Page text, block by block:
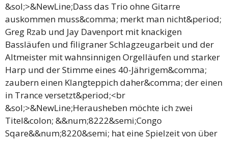
&sol;>&NewLine;Dass das Trio ohne Gitarre
auskommen muss&comma; merkt man nicht&period;
Greg Rzab und Jay Davenport mit knackigen
Bassläufen und filigraner Schlagzeugarbeit und der
Altmeister mit wahnsinnigen Orgelläufen und starker
Harp und der Stimme eines 40-Jährigem&comma;
zaubern einen Klangteppich daher&comma; der einen
in Trance versetzt&period;<br
&sol;>&NewLine;Herausheben möchte ich zwei
Titel&colon; &&num;8222&semi;Congo
Sqare&&num;8220&semi; hat eine Spielzeit von über